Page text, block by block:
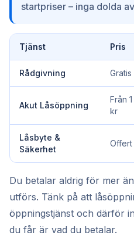
startpriser – inga dolda
Tjänst Pris
Rådgivning Gratis
Akut Låsöppning
Från
kr
Låsbyte &
Säkerhet
Offert
Du betalar aldrig för mer
utförs. Tänk på att
öppningstjänst och därför
du får är vad du betalar.